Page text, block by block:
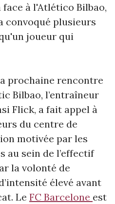
à l'Atlético Bilbao,
convoqué plusieurs
joueur qui
prochaine rencontre
Bilbao, l’entraîneur
Flick, a fait appel à
du centre de
motivée par les
au sein de l’effectif
la volonté de
élevé avant
Le FC Barcelone est